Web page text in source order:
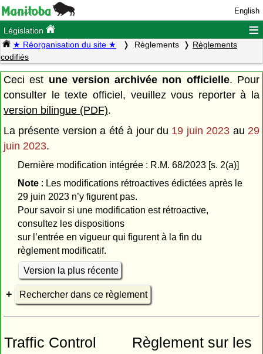
English
Législation ≡
★ Réorganisation du site ★ Règlements
Règlements
codifiés
Ceci est une version archivée non officielle. Pour
consulter le texte officiel, veuillez vous reporter à la
version bilingue (PDF).
La présente version a été à jour du 19 juin 2023 au 29
juin 2023.
Dernière modification intégrée : R.M. 68/2023 [s. 2(a)]
Note: Les modifications rétroactives édictées après le
29 juin 2023 n’y figurent pas.
Pour savoir si une modification est rétroactive,
consultez les dispositions
sur l’entrée en vigueur qui figurent à la fin du
règlement modificatif.
Version la plus récente
Rechercher dans ce règlement
Traffic Control
Règlement sur les